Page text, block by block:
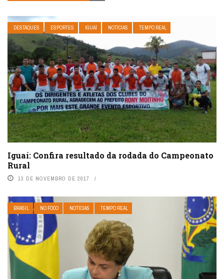
DESTAQUES ESPORTES IGUAÍ NOTÍCIAS TEMPO REAL
Iguaí: Confira resultado da rodada do Campeonato
Rural
13 DE NOVEMBRO DE 2017
BRASIL NO FOCO NOTÍCIAS TEMPO REAL